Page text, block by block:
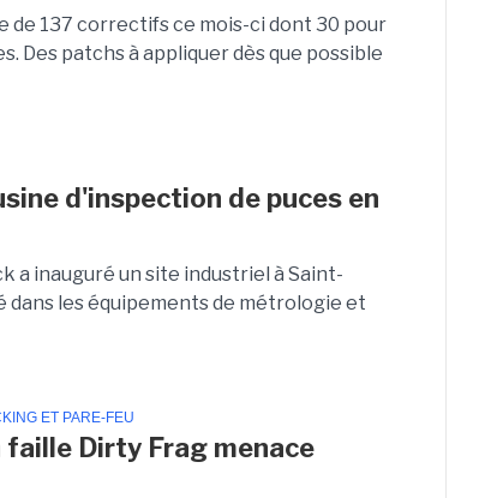
de 137 correctifs ce mois-ci dont 30 pour
Des patchs à appliquer dès que possible
d'inspection de puces en
a inauguré un site industriel à Saint-
dans les équipements de métrologie et
ET PARE-FEU
faille Dirty Frag menace